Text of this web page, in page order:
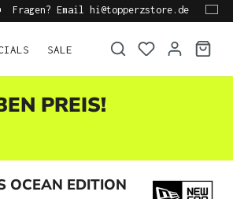
Fragen? Email hi@topperzstore.de
SALE
PREIS!
OCEAN EDITION